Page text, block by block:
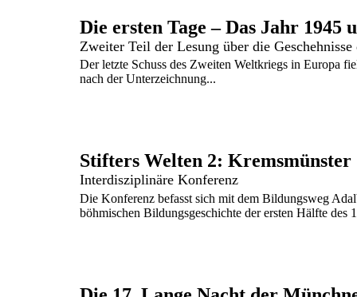
Zweiter Teil der Lesung über die Geschehnisse
Der letzte Schuss des Zweiten Weltkriegs in Europa
nach der Unterzeichnung...
Stifters Welten 2: Kremsmünster
Interdisziplinäre Konferenz
Die Konferenz befasst sich mit dem Bildungsweg
böhmischen Bildungsgeschichte der ersten Hälfte des